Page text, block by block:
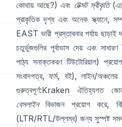
কোথায় আছে?) এবং টেক্সট স্বীকৃতি
প্রাকৃতিক দৃশ্য এবং অনেক স্ক্যানে,
EAST ভারী প্রস্তাবনার পর্যায়
চতুর্ভুজগুলির পূর্বাভাস দেয় এবং
পাঠ্য সনাক্তকরণ টিউটোরিয়াল)
সংবাদপত্র, ফর্ম, বই), লাইন/
গুরুত্বপূর্ণ:Kraken
ঐতিহ্যগত
বেসলাইনবিভাজন প্রয়োগ করে,
(LTR/RTL/উল্লম্ব) জন্য সুস্পষ্ট